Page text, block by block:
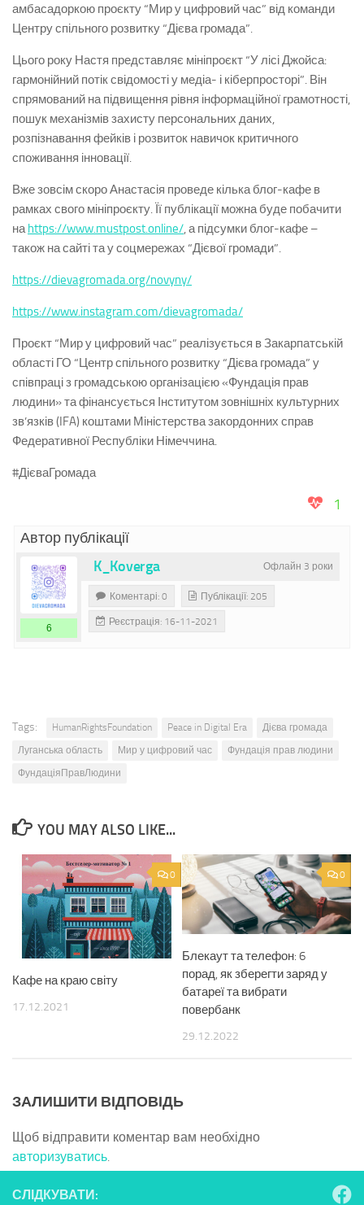
амбасадоркою проєкту “Мир у цифровий час” від команди
Центру спільного розвитку “Дієва громада”.
Цього року Настя представляє мініпроєкт “У лісі Джойса:
гармонійний потік свідомості у медіа- і кіберпросторі”. Він
спрямований на підвищення рівня інформаційної грамотності,
пошук механізмів захисту персональних даних,
розпізнавання фейків і розвиток навичок критичного
споживання інновації.
Вже зовсім скоро Анастасія проведе кілька блог-кафе в
рамках свого мініпроєкту. Її публікації можна буде побачити
наhttps://www.mustpost.online/, а підсумки блог-кафе –
також на сайті та у соцмережах “Дієвої громади”.
https://dievagromada.org/novyny/
https://www.instagram.com/dievagromada/
Проєкт “Мир у цифровий час” реалізується в Закарпатській
області ГО “Центр спільного розвитку “Дієва громада” у
співпраці з громадською організацією «Фундація прав
людини» та фінансується Інститутом зовнішніх культурних
зв’язків (IFA) коштами Міністерства закордонних справ
Федеративної Республіки Німеччина.
#ДієваГромада
1
Автор публікації
Офлайн 3 роки
K_Koverga
6
Коментарі: 0 Публікації: 205
Реєстрація: 16-11-2021
Tags: HumanRightsFoundation Peace in Digital Era
Дієва громада
Луганська область
Мир у цифровий час
Фундація прав людини
ФундаціяПравЛюдини
YOU MAY ALSO LIKE...
0
Кафе на краю світу
17.12.2021
0
Блекаут та телефон: 6
порад, як зберегти заряд у
батареї та вибрати
повербанк
29.12.2022
ЗАЛИШИТИ ВІДПОВІДЬ
Щоб відправити коментар вам необхідно
авторизуватись.
СЛІДКУВАТИ: